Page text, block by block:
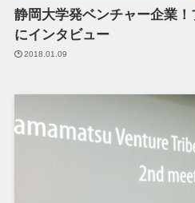
静岡大学発ベンチャー企業
にインタビュー
2018.01.09